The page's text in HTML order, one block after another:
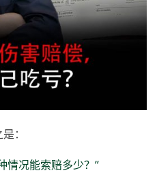
：
情况能索赔多少？”